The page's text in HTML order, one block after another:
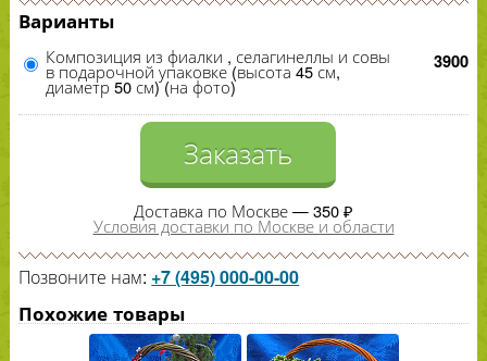
Варианты
Композиция из фиалки , селагинеллы и совы
в подарочной упаковке (высота 45 см,
диаметр 50 см) (на фото)
3900
Заказать
Доставка по Москве — 350 ₽
Условия доставки по Москве и области
Позвоните нам: +7 (495) 000-00-00
Похожие товары